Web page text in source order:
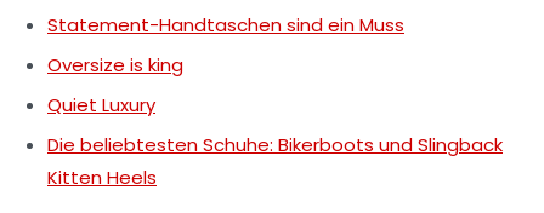
Statement-Handtaschen sind ein Muss
Oversize is king
Quiet Luxury
Die beliebtesten Schuhe: Bikerboots und Slingback
Kitten Heels